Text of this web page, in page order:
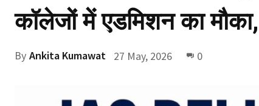
कॉलेजों में एडमिशन का
By Ankita Kumawat 27 May, 2026 0